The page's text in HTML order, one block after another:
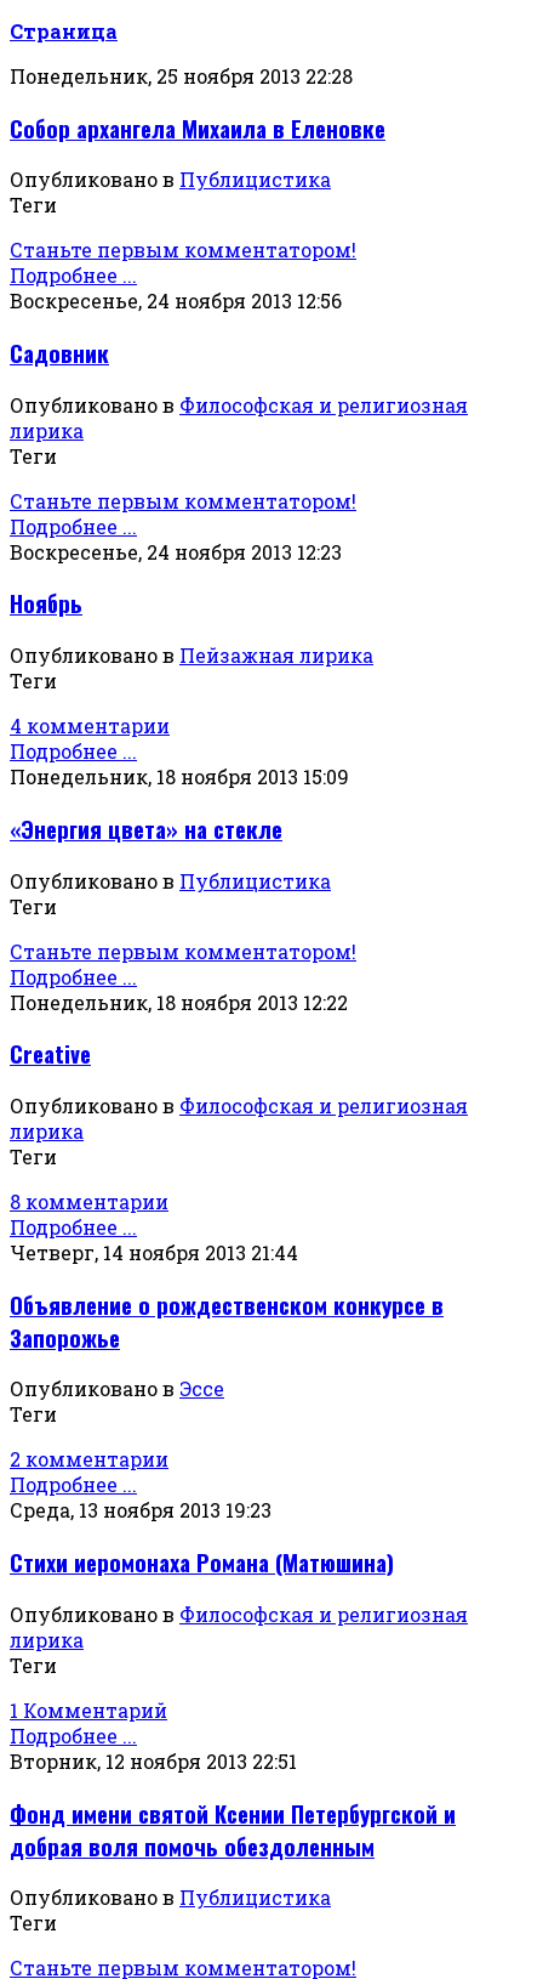
Страница
Понедельник, 25 ноября 2013 22:28
Собор архангела Михаила в Еленовке
Опубликовано в Публицистика
Теги
Станьте первым комментатором!
Подробнее ...
Воскресенье, 24 ноября 2013 12:56
Садовник
Опубликовано в Философская и религиозная
лирика
Теги
Станьте первым комментатором!
Подробнее ...
Воскресенье, 24 ноября 2013 12:23
Ноябрь
Опубликовано в Пейзажная лирика
Теги
4 комментарии
Подробнее ...
Понедельник, 18 ноября 2013 15:09
«Энергия цвета» на стекле
Опубликовано в Публицистика
Теги
Станьте первым комментатором!
Подробнее ...
Понедельник, 18 ноября 2013 12:22
Creative
Опубликовано в Философская и религиозная
лирика
Теги
8 комментарии
Подробнее ...
Четверг, 14 ноября 2013 21:44
Объявление о рождественском конкурсе в
Запорожье
Опубликовано в Эссе
Теги
2 комментарии
Подробнее ...
Среда, 13 ноября 2013 19:23
Стихи иеромонаха Романа (Матюшина)
Опубликовано в Философская и религиозная
лирика
Теги
1 Комментарий
Подробнее ...
Вторник, 12 ноября 2013 22:51
Фонд имени святой Ксении Петербургской и
добрая воля помочь обездоленным
Опубликовано в Публицистика
Теги
Станьте первым комментатором!